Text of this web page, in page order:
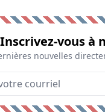
Inscrivez-vous à
nouvelles